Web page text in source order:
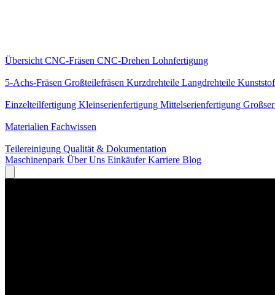
Übersicht CNC-Fräsen CNC-Drehen Lohnfertigung
5-Achs-Fräsen Großteilefräsen Kurzdrehteile Langdrehteile
Einzelteilfertigung Kleinserienfertigung Mittelserienfertigung
Materialien Fachwissen
Teilereinigung Qualität & Dokumentation
Maschinenpark Über Uns EinkäuferKarriere Blog